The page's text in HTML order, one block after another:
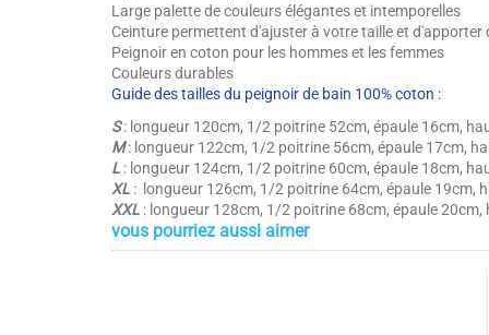
Large palette de couleurs élégantes et intemporelles
Ceinture permettent d'ajuster à votre taille et d'apporter
Peignoir en coton pour les hommes et les femmes
Couleurs durables
Guide des tailles du peignoir de bain 100% coton :
S: longueur 120cm, 1/2 poitrine 52cm, épaule 16cm,
M: longueur 122cm, 1/2 poitrine 56cm, épaule 17cm,
L : longueur 124cm, 1/2 poitrine 60cm, épaule 18cm,
XL : longueur 126cm, 1/2 poitrine 64cm, épaule 19cm,
XXL : longueur 128cm, 1/2 poitrine 68cm, épaule
Hauteur / Épaisseur
vous pourriez aussi aimer